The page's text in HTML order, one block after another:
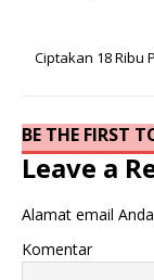
Ciptakan 18 Ribu
BE THE FIRST
Leave a
Alamat email
Komentar